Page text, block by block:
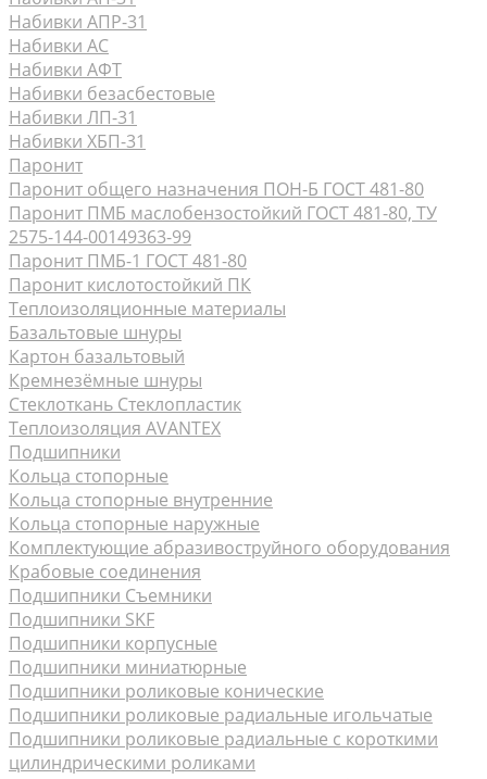
Набивки АПР-31
Набивки АС
Набивки АФТ
Набивки безасбестовые
Набивки ЛП-31
Набивки ХБП-31
Паронит
Паронит общего назначения ПОН-Б ГОСТ 481-80
Паронит ПМБ маслобензостойкий ГОСТ 481-80, ТУ
2575-144-00149363-99
Паронит ПМБ-1 ГОСТ 481-80
Паронит кислотостойкий ПК
Теплоизоляционные материалы
Базальтовые шнуры
Картон базальтовый
Кремнезёмные шнуры
Стеклоткань Стеклопластик
Теплоизоляция AVANTEX
Подшипники
Кольца стопорные
Кольца стопорные внутренние
Кольца стопорные наружные
Комплектующие абразивоструйного оборудования
Крабовые соединения
Подшипники Съемники
Подшипники SKF
Подшипники корпусные
Подшипники миниатюрные
Подшипники роликовые конические
Подшипники роликовые радиальные игольчатые
Подшипники роликовые радиальные с короткими
цилиндрическими роликами